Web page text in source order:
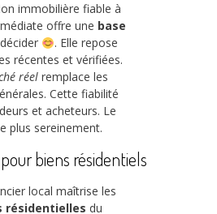
immobilière fiable à
offre une base
. Elle repose
récentes et vérifiées.
réel remplace les
Cette fiabilité
et acheteurs. Le
plus sereinement.
biens résidentiels
local maîtrise les
résidentielles du